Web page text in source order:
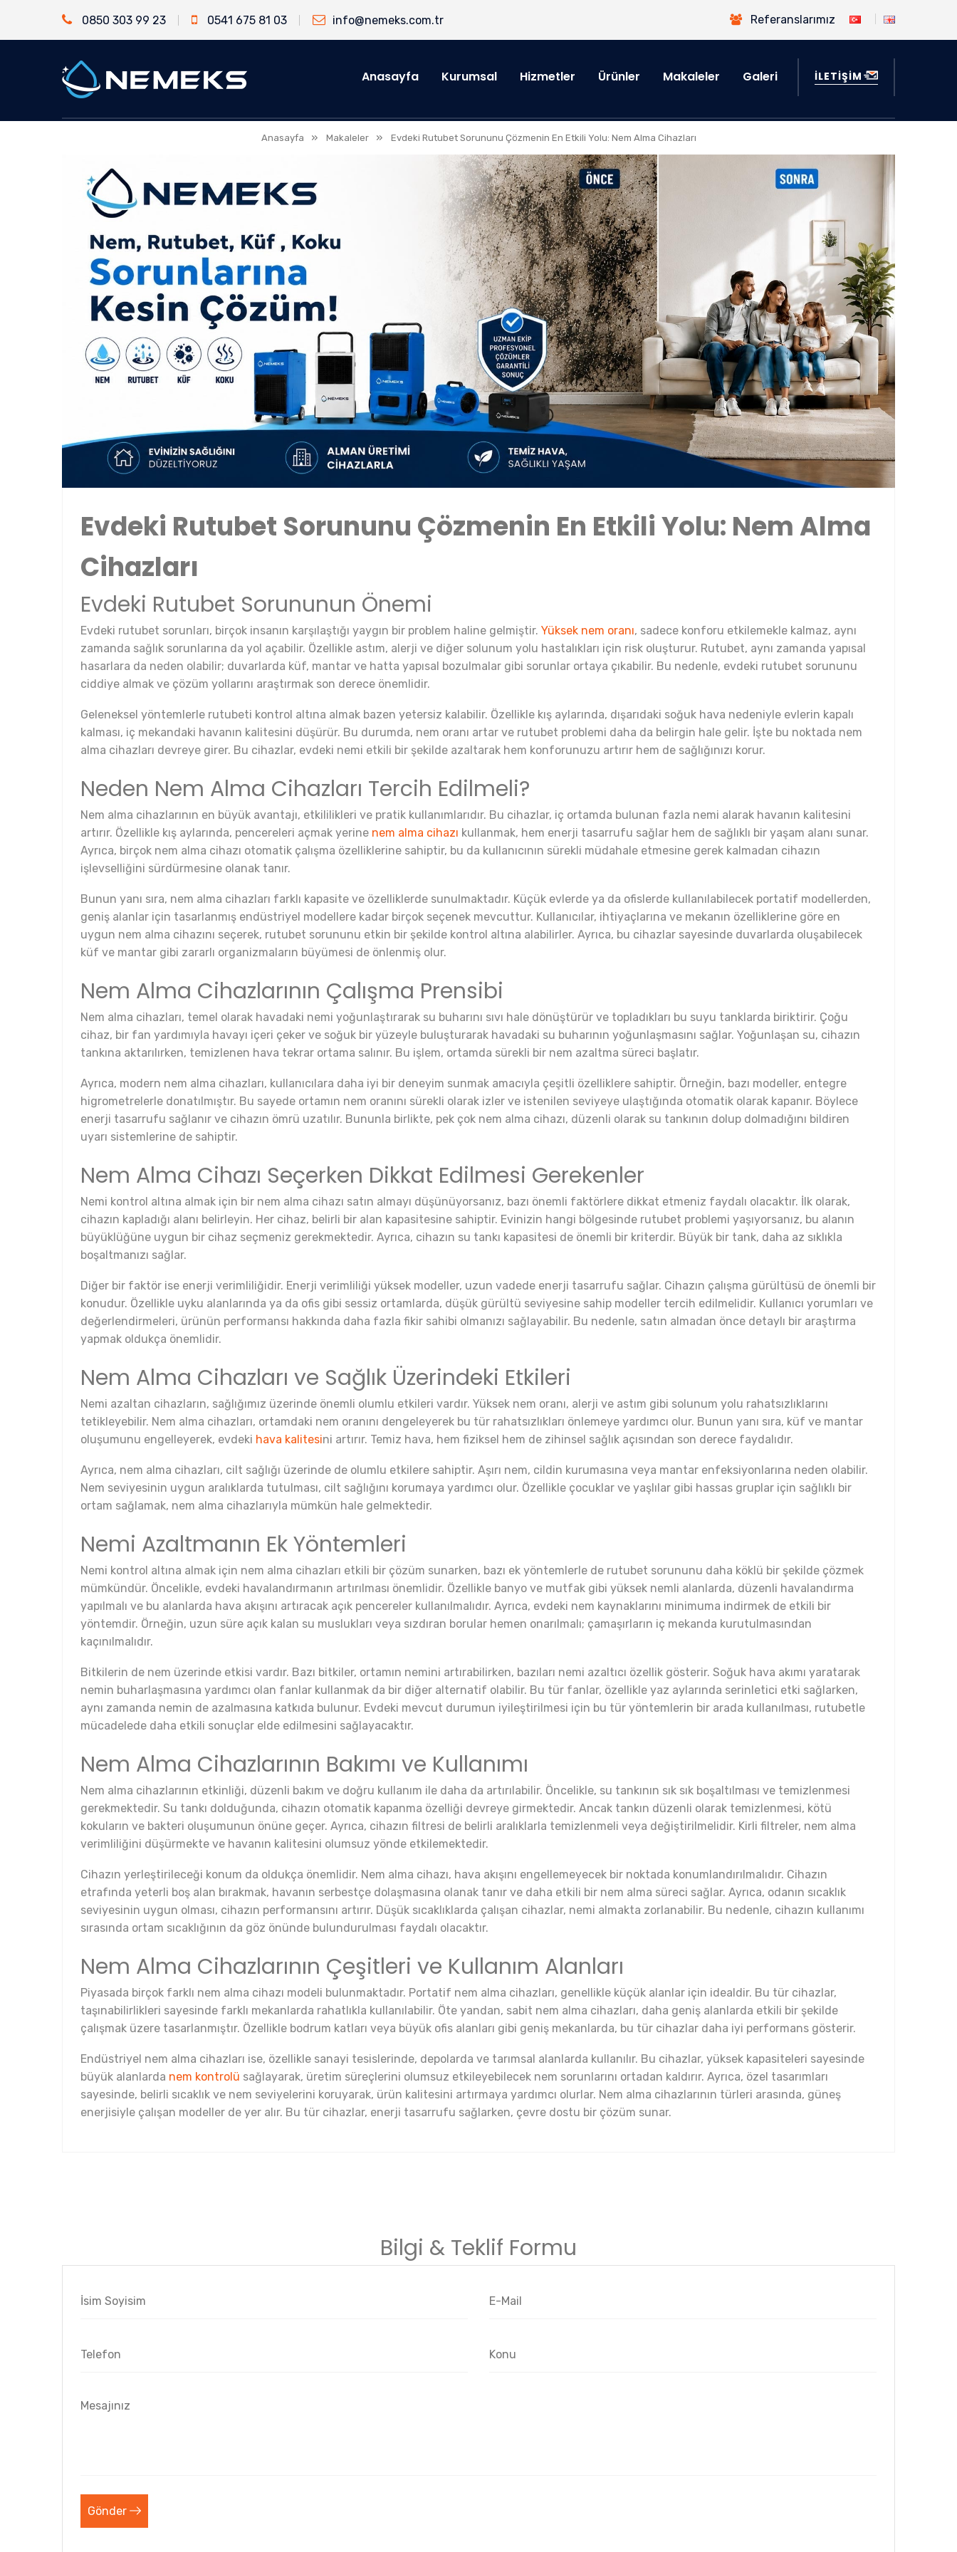
0850 303 99 23 0541 675 81 03 info@nemeks.com.tr Referanslarımız
Anasayfa Kurumsal Hizmetler Ürünler Makaleler Galeri İLETİŞİM
Anasayfa » Makaleler » Evdeki Rutubet Sorununu Çözmenin En Etkili Yolu: Nem Alma Cihazları
Evdeki Rutubet Sorununu Çözmenin En Etkili Yolu: Nem Alma
Cihazları
Evdeki Rutubet Sorununun Önemi
Evdeki rutubet sorunları, birçok insanın karşılaştığı yaygın bir problem haline gelmiştir. Yüksek nem oranı, sadece konforu etkilemekle kalmaz, aynı
zamanda sağlık sorunlarına da yol açabilir. Özellikle astım, alerji ve diğer solunum yolu hastalıkları için risk oluşturur. Rutubet, aynı zamanda yapısal
hasarlara da neden olabilir; duvarlarda küf, mantar ve hatta yapısal bozulmalar gibi sorunlar ortaya çıkabilir. Bu nedenle, evdeki rutubet sorununu
ciddiye almak ve çözüm yollarını araştırmak son derece önemlidir.
Geleneksel yöntemlerle rutubeti kontrol altına almak bazen yetersiz kalabilir. Özellikle kış aylarında, dışarıdaki soğuk hava nedeniyle evlerin kapalı
kalması, iç mekandaki havanın kalitesini düşürür. Bu durumda, nem oranı artar ve rutubet problemi daha da belirgin hale gelir. İşte bu noktada nem
alma cihazları devreye girer. Bu cihazlar, evdeki nemi etkili bir şekilde azaltarak hem konforunuzu artırır hem de sağlığınızı korur.
Neden Nem Alma Cihazları Tercih Edilmeli?
Nem alma cihazlarının en büyük avantajı, etkililikleri ve pratik kullanımlarıdır. Bu cihazlar, iç ortamda bulunan fazla nemi alarak havanın kalitesini
artırır. Özellikle kış aylarında, pencereleri açmak yerine nem alma cihazı kullanmak, hem enerji tasarrufu sağlar hem de sağlıklı bir yaşam alanı sunar.
Ayrıca, birçok nem alma cihazı otomatik çalışma özelliklerine sahiptir, bu da kullanıcının sürekli müdahale etmesine gerek kalmadan cihazın
işlevselliğini sürdürmesine olanak tanır.
Bunun yanı sıra, nem alma cihazları farklı kapasite ve özelliklerde sunulmaktadır. Küçük evlerde ya da ofislerde kullanılabilecek portatif modellerden,
geniş alanlar için tasarlanmış endüstriyel modellere kadar birçok seçenek mevcuttur. Kullanıcılar, ihtiyaçlarına ve mekanın özelliklerine göre en
uygun nem alma cihazını seçerek, rutubet sorununu etkin bir şekilde kontrol altına alabilirler. Ayrıca, bu cihazlar sayesinde duvarlarda oluşabilecek
küf ve mantar gibi zararlı organizmaların büyümesi de önlenmiş olur.
Nem Alma Cihazlarının Çalışma Prensibi
Nem alma cihazları, temel olarak havadaki nemi yoğunlaştırarak su buharını sıvı hale dönüştürür ve topladıkları bu suyu tanklarda biriktirir. Çoğu
cihaz, bir fan yardımıyla havayı içeri çeker ve soğuk bir yüzeyle buluşturarak havadaki su buharının yoğunlaşmasını sağlar. Yoğunlaşan su, cihazın
tankına aktarılırken, temizlenen hava tekrar ortama salınır. Bu işlem, ortamda sürekli bir nem azaltma süreci başlatır.
Ayrıca, modern nem alma cihazları, kullanıcılara daha iyi bir deneyim sunmak amacıyla çeşitli özelliklere sahiptir. Örneğin, bazı modeller, entegre
higrometrelerle donatılmıştır. Bu sayede ortamın nem oranını sürekli olarak izler ve istenilen seviyeye ulaştığında otomatik olarak kapanır. Böylece
enerji tasarrufu sağlanır ve cihazın ömrü uzatılır. Bununla birlikte, pek çok nem alma cihazı, düzenli olarak su tankının dolup dolmadığını bildiren
uyarı sistemlerine de sahiptir.
Nem Alma Cihazı Seçerken Dikkat Edilmesi Gerekenler
Nemi kontrol altına almak için bir nem alma cihazı satın almayı düşünüyorsanız, bazı önemli faktörlere dikkat etmeniz faydalı olacaktır. İlk olarak,
cihazın kapladığı alanı belirleyin. Her cihaz, belirli bir alan kapasitesine sahiptir. Evinizin hangi bölgesinde rutubet problemi yaşıyorsanız, bu alanın
büyüklüğüne uygun bir cihaz seçmeniz gerekmektedir. Ayrıca, cihazın su tankı kapasitesi de önemli bir kriterdir. Büyük bir tank, daha az sıklıkla
boşaltmanızı sağlar.
Diğer bir faktör ise enerji verimliliğidir. Enerji verimliliği yüksek modeller, uzun vadede enerji tasarrufu sağlar. Cihazın çalışma gürültüsü de önemli bir
konudur. Özellikle uyku alanlarında ya da ofis gibi sessiz ortamlarda, düşük gürültü seviyesine sahip modeller tercih edilmelidir. Kullanıcı yorumları ve
değerlendirmeleri, ürünün performansı hakkında daha fazla fikir sahibi olmanızı sağlayabilir. Bu nedenle, satın almadan önce detaylı bir araştırma
yapmak oldukça önemlidir.
Nem Alma Cihazları ve Sağlık Üzerindeki Etkileri
Nemi azaltan cihazların, sağlığımız üzerinde önemli olumlu etkileri vardır. Yüksek nem oranı, alerji ve astım gibi solunum yolu rahatsızlıklarını
tetikleyebilir. Nem alma cihazları, ortamdaki nem oranını dengeleyerek bu tür rahatsızlıkları önlemeye yardımcı olur. Bunun yanı sıra, küf ve mantar
oluşumunu engelleyerek, evdeki hava kalitesini artırır. Temiz hava, hem fiziksel hem de zihinsel sağlık açısından son derece faydalıdır.
Ayrıca, nem alma cihazları, cilt sağlığı üzerinde de olumlu etkilere sahiptir. Aşırı nem, cildin kurumasına veya mantar enfeksiyonlarına neden olabilir.
Nem seviyesinin uygun aralıklarda tutulması, cilt sağlığını korumaya yardımcı olur. Özellikle çocuklar ve yaşlılar gibi hassas gruplar için sağlıklı bir
ortam sağlamak, nem alma cihazlarıyla mümkün hale gelmektedir.
Nemi Azaltmanın Ek Yöntemleri
Nemi kontrol altına almak için nem alma cihazları etkili bir çözüm sunarken, bazı ek yöntemlerle de rutubet sorununu daha köklü bir şekilde çözmek
mümkündür. Öncelikle, evdeki havalandırmanın artırılması önemlidir. Özellikle banyo ve mutfak gibi yüksek nemli alanlarda, düzenli havalandırma
yapılmalı ve bu alanlarda hava akışını artıracak açık pencereler kullanılmalıdır. Ayrıca, evdeki nem kaynaklarını minimuma indirmek de etkili bir
yöntemdir. Örneğin, uzun süre açık kalan su muslukları veya sızdıran borular hemen onarılmalı; çamaşırların iç mekanda kurutulmasından
kaçınılmalıdır.
Bitkilerin de nem üzerinde etkisi vardır. Bazı bitkiler, ortamın nemini artırabilirken, bazıları nemi azaltıcı özellik gösterir. Soğuk hava akımı yaratarak
nemin buharlaşmasına yardımcı olan fanlar kullanmak da bir diğer alternatif olabilir. Bu tür fanlar, özellikle yaz aylarında serinletici etki sağlarken,
aynı zamanda nemin de azalmasına katkıda bulunur. Evdeki mevcut durumun iyileştirilmesi için bu tür yöntemlerin bir arada kullanılması, rutubetle
mücadelede daha etkili sonuçlar elde edilmesini sağlayacaktır.
Nem Alma Cihazlarının Bakımı ve Kullanımı
Nem alma cihazlarının etkinliği, düzenli bakım ve doğru kullanım ile daha da artırılabilir. Öncelikle, su tankının sık sık boşaltılması ve temizlenmesi
gerekmektedir. Su tankı dolduğunda, cihazın otomatik kapanma özelliği devreye girmektedir. Ancak tankın düzenli olarak temizlenmesi, kötü
kokuların ve bakteri oluşumunun önüne geçer. Ayrıca, cihazın filtresi de belirli aralıklarla temizlenmeli veya değiştirilmelidir. Kirli filtreler, nem alma
verimliliğini düşürmekte ve havanın kalitesini olumsuz yönde etkilemektedir.
Cihazın yerleştirileceği konum da oldukça önemlidir. Nem alma cihazı, hava akışını engellemeyecek bir noktada konumlandırılmalıdır. Cihazın
etrafında yeterli boş alan bırakmak, havanın serbestçe dolaşmasına olanak tanır ve daha etkili bir nem alma süreci sağlar. Ayrıca, odanın sıcaklık
seviyesinin uygun olması, cihazın performansını artırır. Düşük sıcaklıklarda çalışan cihazlar, nemi almakta zorlanabilir. Bu nedenle, cihazın kullanımı
sırasında ortam sıcaklığının da göz önünde bulundurulması faydalı olacaktır.
Nem Alma Cihazlarının Çeşitleri ve Kullanım Alanları
Piyasada birçok farklı nem alma cihazı modeli bulunmaktadır. Portatif nem alma cihazları, genellikle küçük alanlar için idealdir. Bu tür cihazlar,
taşınabilirlikleri sayesinde farklı mekanlarda rahatlıkla kullanılabilir. Öte yandan, sabit nem alma cihazları, daha geniş alanlarda etkili bir şekilde
çalışmak üzere tasarlanmıştır. Özellikle bodrum katları veya büyük ofis alanları gibi geniş mekanlarda, bu tür cihazlar daha iyi performans gösterir.
Endüstriyel nem alma cihazları ise, özellikle sanayi tesislerinde, depolarda ve tarımsal alanlarda kullanılır. Bu cihazlar, yüksek kapasiteleri sayesinde
büyük alanlarda nem kontrolü sağlayarak, üretim süreçlerini olumsuz etkileyebilecek nem sorunlarını ortadan kaldırır. Ayrıca, özel tasarımları
sayesinde, belirli sıcaklık ve nem seviyelerini koruyarak, ürün kalitesini artırmaya yardımcı olurlar. Nem alma cihazlarının türleri arasında, güneş
enerjisiyle çalışan modeller de yer alır. Bu tür cihazlar, enerji tasarrufu sağlarken, çevre dostu bir çözüm sunar.
Bilgi & Teklif Formu
Gönder